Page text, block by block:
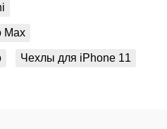
Max
Чехлы для iPhone 11